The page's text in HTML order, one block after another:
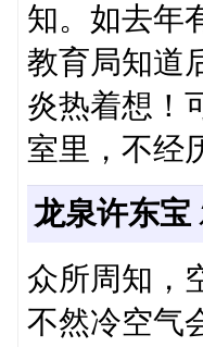
知。如去年
教育局知道
炎热着想！
室里，不经
龙泉许东宝
众所周知，
不然冷空气